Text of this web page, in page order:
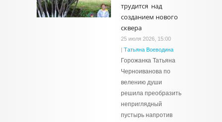
трудится над
созданием нового
сквера
25 июля 2026, 15:00
| Татьяна Воеводина
Горожанка Татьяна
Черноиванова по
велению души
решила преобразить
неприглядный
пустырь напротив